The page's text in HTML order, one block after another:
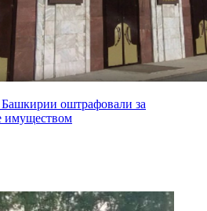
оштрафовали за
имуществом